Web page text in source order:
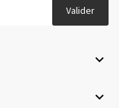
Valider

